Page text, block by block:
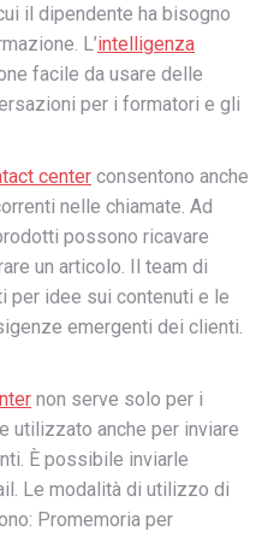
il dipendente ha bisogno
L’intelligenza
facile da usare delle
per i formatori e gli
center consentono anche
nelle chiamate. Ad
possono ricavare
un articolo. Il team di
per idee sui contenuti e le
emergenti dei clienti.
non serve solo per i
utilizzato anche per inviare
È possibile inviarle
Le modalità di utilizzo di
Promemoria per